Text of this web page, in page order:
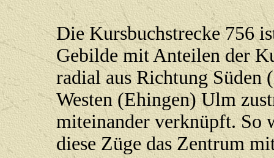
Die Kursbuchstrecke 756
Gebilde mit Anteilen der
radial aus Richtung Süden
Westen (Ehingen) Ulm
miteinander verknüpft. So
diese Züge das Zentrum